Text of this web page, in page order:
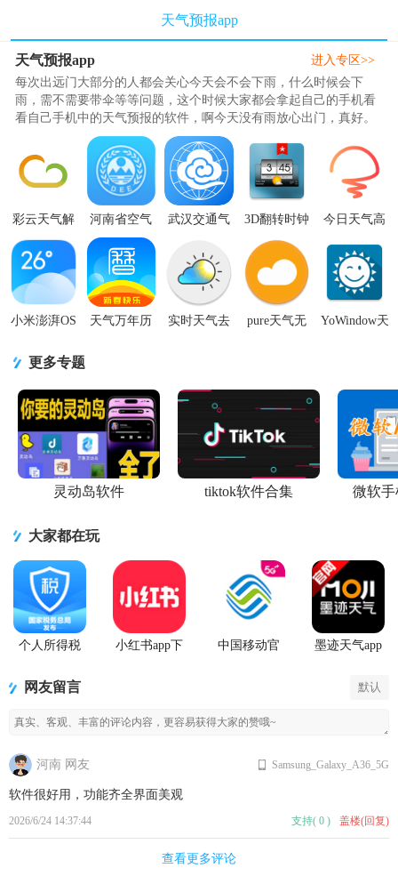
天气预报app
天气预报app
每次出远门大部分的人都会关心今天会不会下雨，什么时候会下
雨，需不需要带伞等等问题，这个时候大家都会拿起自己的手机看
看自己手机中的天气预报的软件，啊今天没有雨放心出门，真好。
那么今天小编就为大家推荐几款..
进入专区>>
彩云天气解
锁vip版
v7.52.0 最新
版
河南省空气
质量实况与
预报app安卓
版10.1最新
武汉交通气
新版
3D翻转时钟
天气(3D flip
clock &
weather)6
今日天气高
6 最
小米澎湃OS
v16.0.3.5 手
机提取版
天气万年历
实时天气去
pure天气无
YoWindow天
更多专题
灵动岛软件 tiktok软件合集 微软手
大家都在玩
个人所得税
小红书app下
中国移动官
墨迹天气app
网友留言 默认
河南 网友
2026/6/24 14:37:44
软件很好用，功能齐全界面美观
Samsung_Galaxy_A36_5G
支持( 0 ) 盖楼(回复)
查看更多评论